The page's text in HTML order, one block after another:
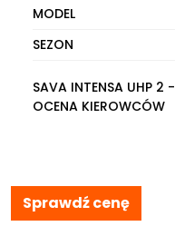
MODEL
SEZON
SAVA INTENSA UHP 2 -
OCENA KIEROWCÓW
Sprawdź cenę